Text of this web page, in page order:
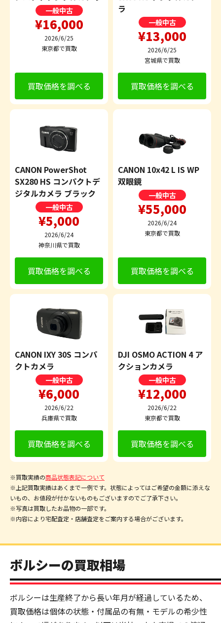
一般中古
¥16,000
2026/6/25
東京都で買取
買取価格を調べる
ラ
一般中古
¥13,000
2026/6/25
宮城県で買取
買取価格を調べる
CANON PowerShot
SX280 HS コンパクトデ
ジタルカメラ ブラック
一般中古
¥5,000
2026/6/24
神奈川県で買取
買取価格を調べる
CANON 10x42 L IS WP
双眼鏡
一般中古
¥55,000
2026/6/24
東京都で買取
買取価格を調べる
CANON IXY 30S コンパ
クトカメラ
一般中古
¥6,000
2026/6/22
兵庫県で買取
買取価格を調べる
DJI OSMO ACTION 4 ア
クションカメラ
一般中古
¥12,000
2026/6/22
東京都で買取
買取価格を調べる
※買取実績の商品状態表記について
※上記買取実績はあくまで一例です。状態によってはご希望の金額に添えな
いもの、お値段が付かないものもございますのでご了承下さい。
※写真は買取したお品物の一部です。
※内容により宅配査定・店舗査定をご案内する場合がございます。
ボルシーの買取相場
ボルシーは生産終了から長い年月が経過しているため、
買取価格は個体の状態・付属品の有無・モデルの希少性